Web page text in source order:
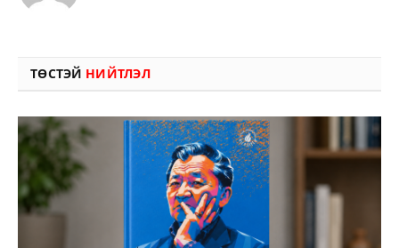
ТӨСТЭЙ НИЙТЛЭЛ